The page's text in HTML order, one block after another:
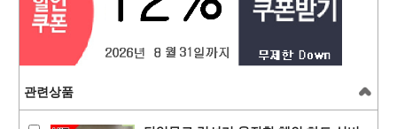
관련상품